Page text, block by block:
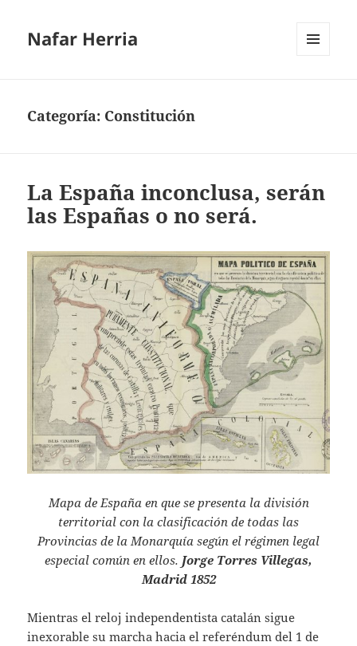
Nafar Herria
Categoría: Constitución
La España inconclusa, serán
las Españas o no será.
Mapa de España en que se presenta la división
territorial con la clasificación de todas las
Provincias de la Monarquía según el régimen legal
especial común en ellos. Jorge Torres Villegas,
Madrid 1852
Mientras el reloj independentista catalán sigue
inexorable su marcha hacia el referéndum del 1 de